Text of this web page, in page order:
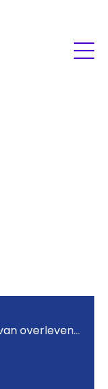
Sessie 1: Wat EMDR écht doet — van overleven naar verbinden